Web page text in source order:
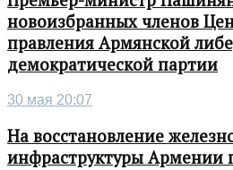
новоизбранных членов
правления Армянской
демократической партии
30 мая 20:07
На восстановление
инфраструктуры Армении